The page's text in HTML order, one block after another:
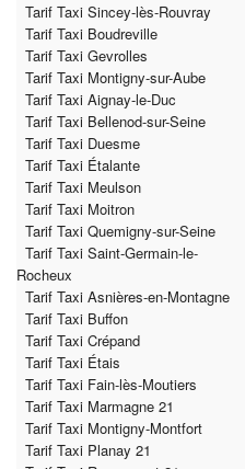
Tarif Taxi Sincey-lès-Rouvray
Tarif Taxi Boudreville
Tarif Taxi Gevrolles
Tarif Taxi Montigny-sur-Aube
Tarif Taxi Aignay-le-Duc
Tarif Taxi Bellenod-sur-Seine
Tarif Taxi Duesme
Tarif Taxi Étalante
Tarif Taxi Meulson
Tarif Taxi Moitron
Tarif Taxi Quemigny-sur-Seine
Tarif Taxi Saint-Germain-le-
Rocheux
Tarif Taxi Asnières-en-Montagne
Tarif Taxi Buffon
Tarif Taxi Crépand
Tarif Taxi Étais
Tarif Taxi Fain-lès-Moutiers
Tarif Taxi Marmagne 21
Tarif Taxi Montigny-Montfort
Tarif Taxi Planay 21